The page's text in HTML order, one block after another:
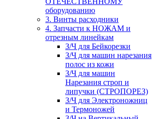
оборудованию
3. Винты расходники
4. Запчасти к НОЖАМ и
отрезным линейкам
З/Ч для Бейкорезки
З/Ч для машин нарезания
полос из кожи
З/Ч для машин
Нарезания строп и
липучки (СТРОПОРЕЗ)
З/Ч для Электроножниц
и Термоножей